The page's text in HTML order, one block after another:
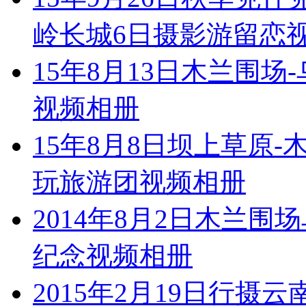
岭长城6日摄影游留恋
15年8月13日木兰围场
视频相册
15年8月8日坝上草原-
玩旅游团视频相册
2014年8月2日木兰围
纪念视频相册
2015年2月19日行摄云